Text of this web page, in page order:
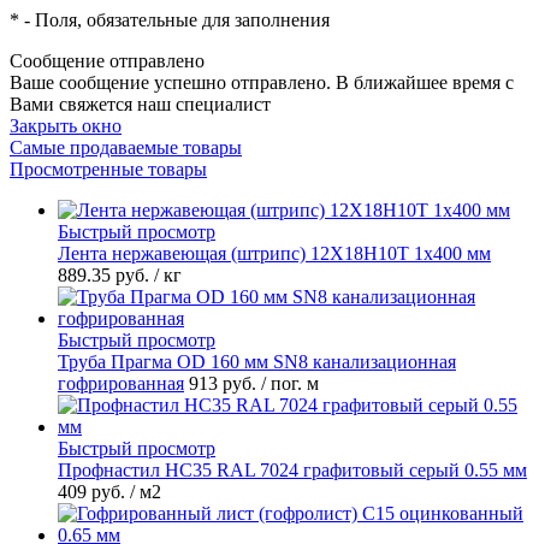
* - Поля, обязательные для заполнения
Сообщение отправлено
Ваше сообщение успешно отправлено. В ближайшее время с
Вами свяжется наш специалист
Закрыть окно
Самые продаваемые товары
Просмотренные товары
Быстрый просмотр
Лента нержавеющая (штрипс) 12Х18Н10Т 1х400 мм
889.35 руб. / кг
Быстрый просмотр
Труба Прагма OD 160 мм SN8 канализационная
гофрированная 913 руб. / пог. м
Быстрый просмотр
Профнастил НС35 RAL 7024 графитовый серый 0.55 мм
409 руб. / м2